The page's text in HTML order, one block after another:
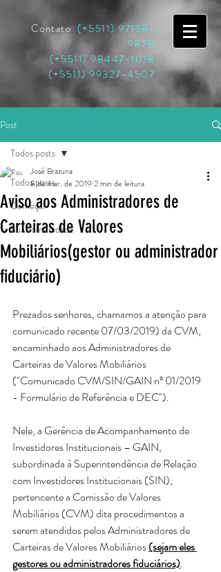
Contato(+5511)97158-
9878
(+5511) 98447-1018
(+5511)99327-4507
Post
Todos posts
Começar
Sua comunidade
Todos posts
Aviso aos Administradores de
Carteiras de Valores
Mobiliários(gestor ou administrador
fiduciário)
José Brazuna
8 de mar. de 2019 2 min de leitura
Prezados senhores, chamamos a atenção para
comunicado recente 07/03/2019) da CVM,
encaminhado aos Administradores de
Carteiras de Valores Mobiliários
("Comunicado CVM/SIN/GAIN nº 01/2019
- Formulário de Referência e DEC").
Nele, a Gerência de Acompanhamento de
Investidores Institucionais – GAIN,
subordinada à Superintendência de Relação
com Investidores Institucionais (SIN),
pertencente a Comissão de Valores
Mobiliários (CVM) dita procedimentos a
serem atendidos pelos Administradores de
Carteiras de Valores Mobiliários (sejam eles
gestores ou administradores fiduciários).